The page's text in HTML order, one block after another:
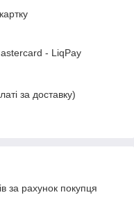
- LiqPay
за доставку)
за рахунок покупця